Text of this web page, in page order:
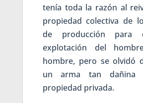
tenía toda la razón al
propiedad colectiva de
de producción para
explotación del
hombre, pero se olvidó
un arma tan dañina
propiedad privada.